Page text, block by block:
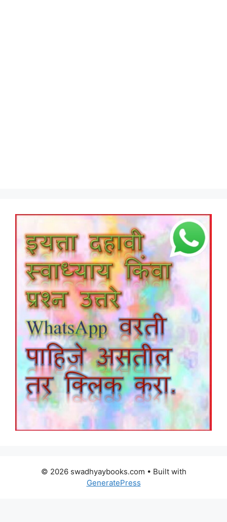
© 2026 swadhyaybooks.com • Built with
GeneratePress